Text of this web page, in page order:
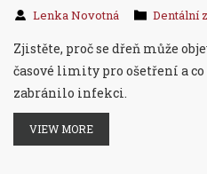
Lenka Novotná Dentální
Zjistěte, proč se dřeň může
časové limity pro ošetření a
zabránilo infekci.
VIEW MORE